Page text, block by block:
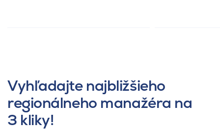
Vyhľadajte najbližšieho
regionálneho manažéra na
3 kliky!